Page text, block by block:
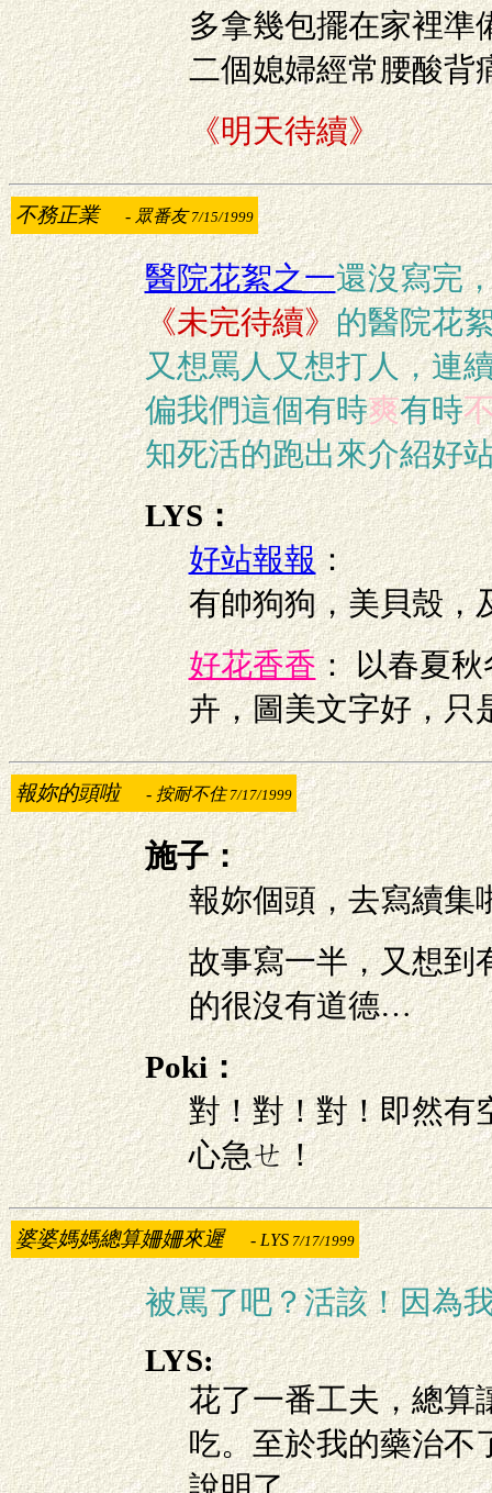
多拿幾包擺在家裡準
二個媳婦經常腰酸
《明天待續》
不務正業- 眾番友7/15/1999
醫院花絮之一還沒寫完
《未完待續》的醫院花
又想罵人又想打人，連
偏我們這個有時爽有時
知死活的跑出來介紹好
LYS：
好站報報：
有帥狗狗，美貝殼，
好花香香： 以春夏
卉，圖美文字好，只
報妳的頭啦- 按耐不住7/17/1999
施子：
報妳個頭，去寫續集
故事寫一半，又想到
的很沒有道德…
Poki：
對！對！對！即然有
心急ㄝ！
婆婆媽媽總算姍姍來遲- LYS 7/17/1999
被罵了吧？活該！因為
LYS:
花了一番工夫，總算
吃。至於我的藥治不